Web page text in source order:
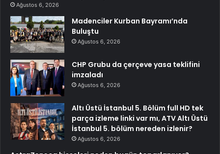
Ağustos 6, 2026
Madenciler Kurban Bayramı’nda
Buluştu
Ağustos 6, 2026
CHP Grubu da çerçeve yasa teklifini
imzaladı
Ağustos 6, 2026
Altı Üstü İstanbul 5. Bölüm full HD tek
parça izleme linki var mı, ATV Altı Üstü
İstanbul 5. bölüm nereden izlenir?
Ağustos 6, 2026